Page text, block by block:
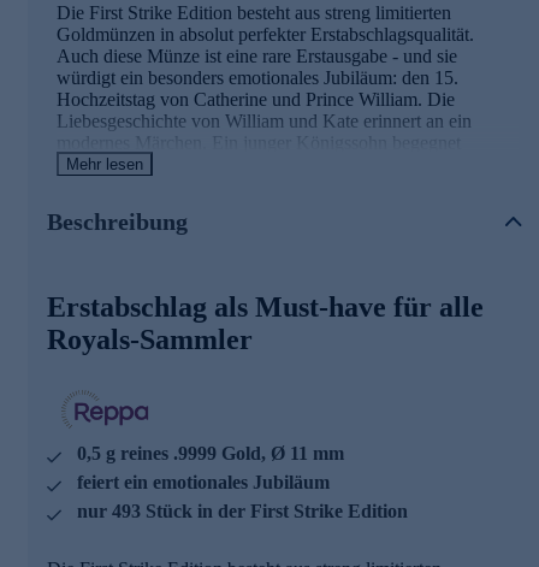
Die First Strike Edition besteht aus streng limitierten
Goldmünzen in absolut perfekter Erstabschlagsqualität.
Auch diese Münze ist eine rare Erstausgabe - und sie
würdigt ein besonders emotionales Jubiläum: den 15.
Hochzeitstag von Catherine und Prince William. Die
Liebesgeschichte von William und Kate erinnert an ein
modernes Märchen. Ein junger Königssohn begegnet
während seines Studiums einer bezaubernden jungen Frau -
William und Catherine Middleton das Jawort. Diese 0,5-
Edition. Nur 493 Exemplare wurden vom Münzmeister nach
eingehender Prüfung für würdig befunden, den Titel
„Erstabschlag“ zu tragen. Damit hat die Münze höchsten
Raritätenstatus. Gerade die Erstabschläge einer Prägeserie
deshalb stets eine hohe Nachfrage.
Die Details im Überblick
dem 15. Hochzeitstag Catherine & William 2011
Mehr lesen
Beschreibung
Erstabschlag als Must-have für alle
Royals-Sammler
0,5 g reines .9999 Gold, Ø 11 mm
feiert ein emotionales Jubiläum
nur 493 Stück in der First Strike Edition